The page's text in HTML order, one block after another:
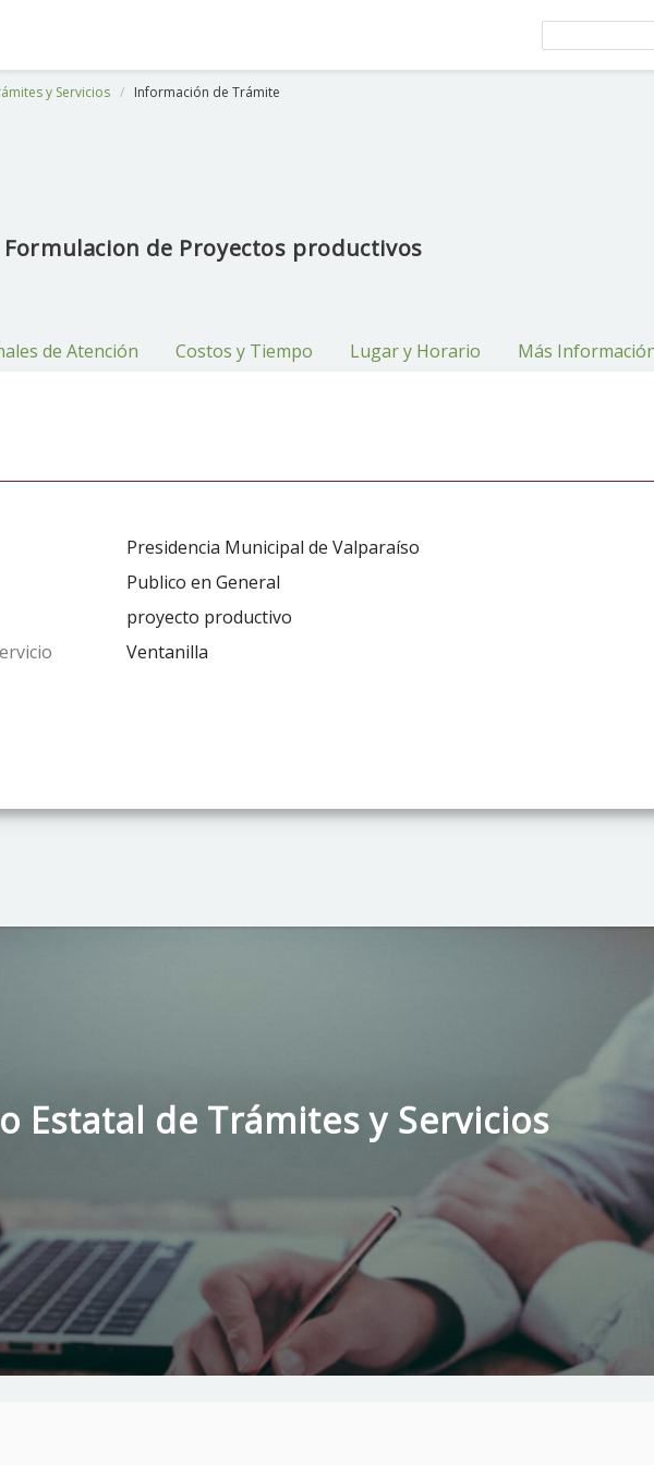
y Servicios Información de Trámite
Formulacion de Proyectos productivos
de Atención Costos y Tiempo Lugar y Horario Más
Presidencia Municipal de Valparaíso
Publico en General
proyecto productivo
Ventanilla
Estatal de Trámites y Servicios